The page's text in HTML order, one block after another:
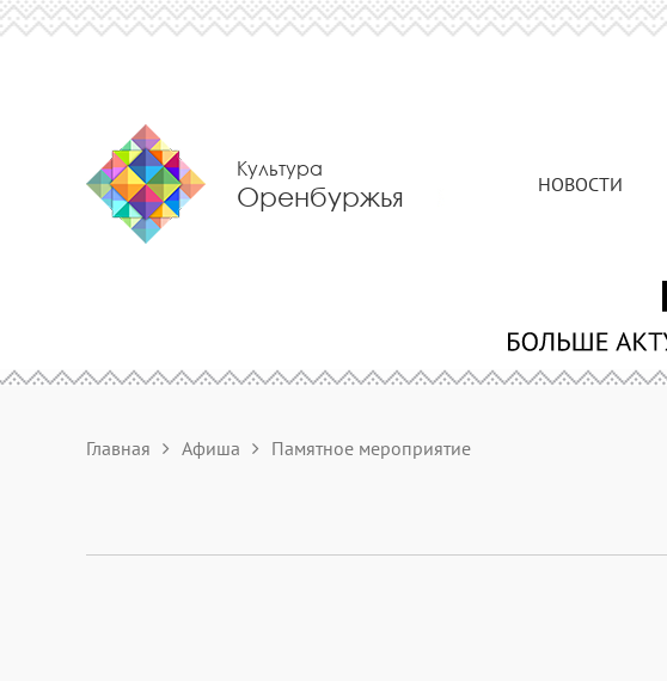
Культура
Оренбуржья НОВОСТИ
Главная Афиша Памятное мероприятие